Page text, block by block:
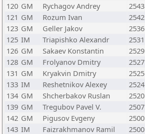
120 GM Rychagov Andrey 2543
121 GM Rozum Ivan 2542
123 GM Geller Jakov 2536
125 IM Triapishko Alexandr 2531
126 GM Sakaev Konstantin 2529
128 GM Frolyanov Dmitry 2527
131 GM Kryakvin Dmitry 2525
133 IM Reshetnikov Alexey 2524
134 GM Shcherbakov Ruslan 2520
139 GM Tregubov Pavel V. 2507
142 GM Pigusov Evgeny 2500
143 IM Faizrakhmanov Ramil 2500